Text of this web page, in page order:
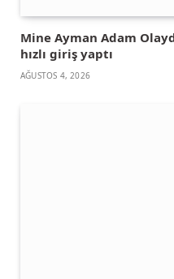
Mine Ayman Adam
hızlı giriş yaptı
AĞUSTOS 4, 2026